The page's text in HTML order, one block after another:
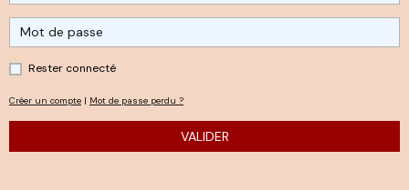
Rester connecté
Créer un compte | Mot de passe perdu ?
VALIDER